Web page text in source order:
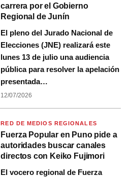
carrera por el Gobierno
Regional de Junín
El pleno del Jurado Nacional de
Elecciones (JNE) realizará este
lunes 13 de julio una audiencia
pública para resolver la apelación
presentada…
12/07/2026
RED DE MEDIOS REGIONALES
Fuerza Popular en Puno pide a
autoridades buscar canales
directos con Keiko Fujimori
El vocero regional de Fuerza